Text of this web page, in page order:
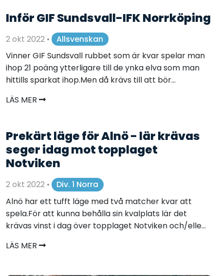
Inför GIF Sundsvall-IFK Norrköping
2 okt 2022 •
Allsvenskan
Vinner GIF Sundsvall rubbet som är kvar spelar man
ihop 21 poäng ytterligare till de ynka elva som man
hittills sparkat ihop.Men då krävs till att bör...
LÄS MER
Prekärt läge för Alnö - lär krävas
seger idag mot topplaget
Notviken
2 okt 2022 •
Div. 1 Norra
Alnö har ett tufft läge med två matcher kvar att
spela.För att kunna behålla sin kvalplats lär det
krävas vinst i dag över topplaget Notviken och/elle...
LÄS MER